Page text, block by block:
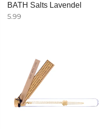
BATH Salts Lavendel
5.99